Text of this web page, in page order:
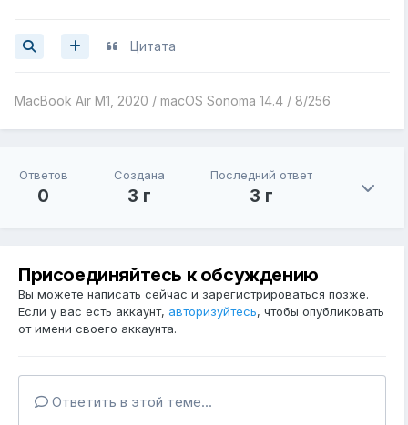
Цитата
MacBook Air M1, 2020 / macOS Sonoma 14.4 / 8/256
Ответов
0
Создана
3 г
Последний ответ
3 г
Присоединяйтесь к обсуждению
Вы можете написать сейчас и зарегистрироваться позже.
Если у вас есть аккаунт, авторизуйтесь, чтобы опубликовать
от имени своего аккаунта.
Ответить в этой теме...